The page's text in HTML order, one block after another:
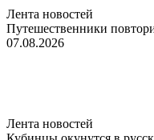
Лента новостей
Путешественники
07.08.2026
Лента новостей